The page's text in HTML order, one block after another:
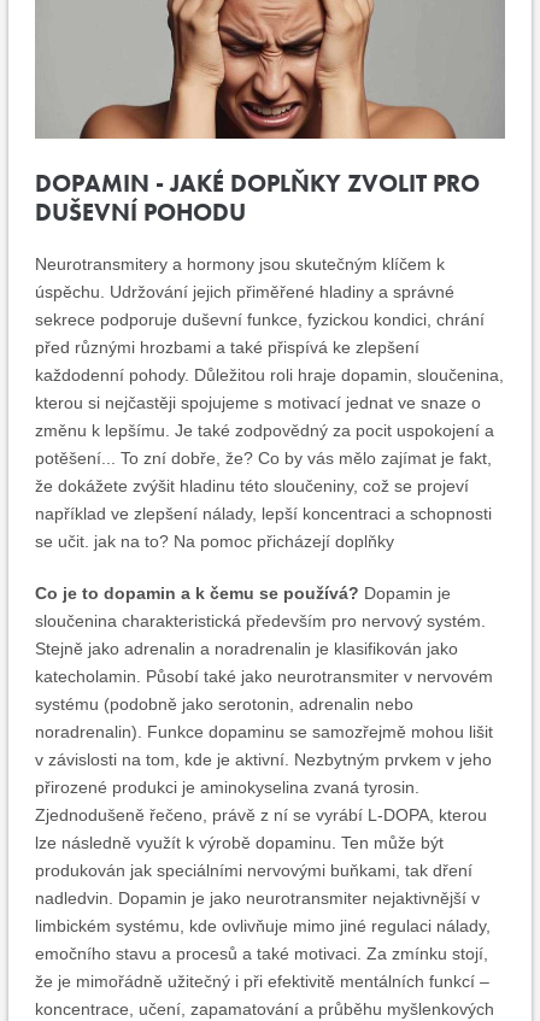
DOPAMIN - JAKÉ DOPLŇKY ZVOLIT PRO
DUŠEVNÍ POHODU
Neurotransmitery a hormony jsou skutečným klíčem k
úspěchu. Udržování jejich přiměřené hladiny a správné
sekrece podporuje duševní funkce, fyzickou kondici, chrání
před různými hrozbami a také přispívá ke zlepšení
každodenní pohody. Důležitou roli hraje dopamin, sloučenina,
kterou si nejčastěji spojujeme s motivací jednat ve snaze o
změnu k lepšímu. Je také zodpovědný za pocit uspokojení a
potěšení... To zní dobře, že? Co by vás mělo zajímat je fakt,
že dokážete zvýšit hladinu této sloučeniny, což se projeví
například ve zlepšení nálady, lepší koncentraci a schopnosti
se učit. jak na to? Na pomoc přicházejí doplňky
Co je to dopamin a k čemu se používá? Dopamin je
sloučenina charakteristická především pro nervový systém.
Stejně jako adrenalin a noradrenalin je klasifikován jako
katecholamin. Působí také jako neurotransmiter v nervovém
systému (podobně jako serotonin, adrenalin nebo
noradrenalin). Funkce dopaminu se samozřejmě mohou lišit
v závislosti na tom, kde je aktivní. Nezbytným prvkem v jeho
přirozené produkci je aminokyselina zvaná tyrosin.
Zjednodušeně řečeno, právě z ní se vyrábí L-DOPA, kterou
lze následně využít k výrobě dopaminu. Ten může být
produkován jak speciálními nervovými buňkami, tak dření
nadledvin. Dopamin je jako neurotransmiter nejaktivnější v
limbickém systému, kde ovlivňuje mimo jiné regulaci nálady,
emočního stavu a procesů a také motivaci. Za zmínku stojí,
že je mimořádně užitečný i při efektivitě mentálních funkcí –
koncentrace, učení, zapamatování a průběhu myšlenkových